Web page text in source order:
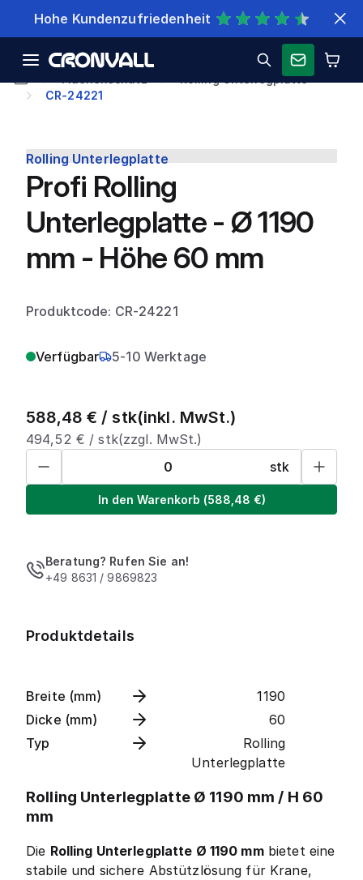
Schnelle Lieferung
Rolling Unterlegplatte
CR-24221
Rolling Unterlegplatte
Profi Rolling
Unterlegplatte - Ø 1190
mm - Höhe 60 mm
Produktcode: CR-24221
Verfügbar 5-10 Werktage
588,48 € / stk(inkl. MwSt.)
494,52 € /stk(zzgl. MwSt.)
stk
In den Warenkorb (588,48 €)
Beratung? Rufen Sie an!
+49 8631 / 9869823
Produktdetails
Breite (mm)
1190
Dicke (mm)
60
Typ
Rolling
Unterlegplatte
Rolling Unterlegplatte Ø 1190 mm / H 60
mm
Die Rolling Unterlegplatte Ø 1190 mmbietet eine
stabile und sichere Abstützlösung für Krane,